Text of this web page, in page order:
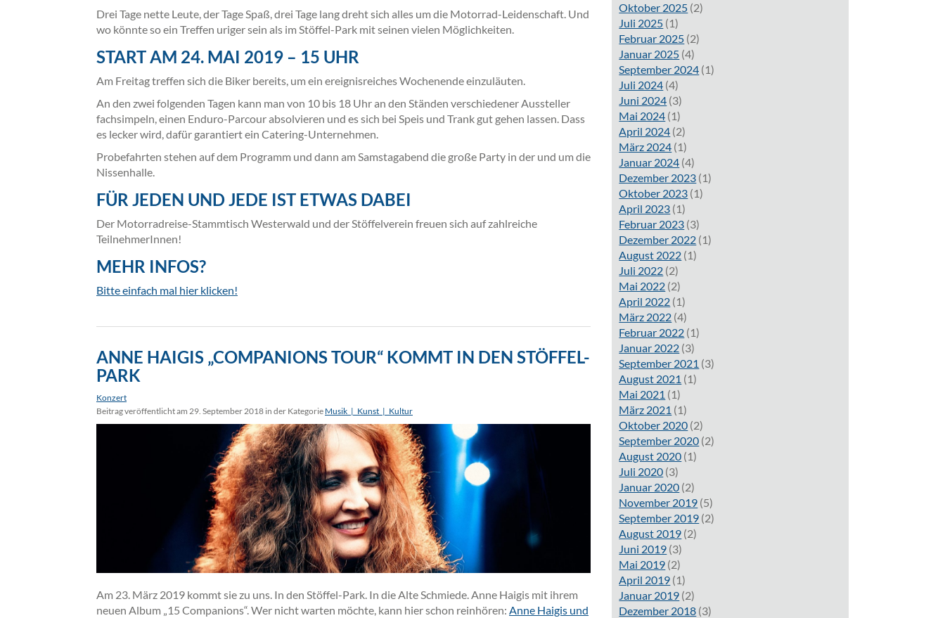
Drei Tage nette Leute, der Tage Spaß, drei Tage lang dreht sich alles um die Motorrad-Leidenschaft. Und
wo könnte so ein Treffen uriger sein als im Stöffel-Park mit seinen vielen Möglichkeiten.
START AM 24. MAI 2019 – 15 UHR
Am Freitag treffen sich die Biker bereits, um ein ereignisreiches Wochenende einzuläuten.
An den zwei folgenden Tagen kann man von 10 bis 18 Uhr an den Ständen verschiedener Aussteller
fachsimpeln, einen Enduro-Parcour absolvieren und es sich bei Speis und Trank gut gehen lassen. Dass
es lecker wird, dafür garantiert ein Catering-Unternehmen.
Probefahrten stehen auf dem Programm und dann am Samstagabend die große Party in der und um die
Nissenhalle.
FÜR JEDEN UND JEDE IST ETWAS DABEI
Der Motorradreise-Stammtisch Westerwald und der Stöffelverein freuen sich auf zahlreiche
TeilnehmerInnen!
MEHR INFOS?
Bitte einfach mal hier klicken!
ANNE HAIGIS „COMPANIONS TOUR“ KOMMT IN DEN STÖFFEL-
PARK
Konzert
Beitrag veröffentlicht am 29. September 2018 in der Kategorie Musik_|_Kunst_|_Kultur
Am 23. März 2019 kommt sie zu uns. In den Stöffel-Park. In die Alte Schmiede. Anne Haigis mit ihrem
neuen Album „15 Companions“. Wer nicht warten möchte, kann hier schon reinhören: Anne Haigis und
Oktober 2025 (2)
Juli 2025 (1)
Februar 2025 (2)
Januar 2025 (4)
September 2024 (1)
Juli 2024 (4)
Juni 2024 (3)
Mai 2024 (1)
April 2024 (2)
März 2024 (1)
Januar 2024 (4)
Dezember 2023 (1)
Oktober 2023 (1)
April 2023 (1)
Februar 2023 (3)
Dezember 2022 (1)
August 2022 (1)
Juli 2022 (2)
Mai 2022 (2)
April 2022 (1)
März 2022 (4)
Februar 2022 (1)
Januar 2022 (3)
September 2021 (3)
August 2021 (1)
Mai 2021 (1)
März 2021 (1)
Oktober 2020 (2)
September 2020 (2)
August 2020 (1)
Juli 2020 (3)
Januar 2020 (2)
November 2019 (5)
September 2019 (2)
August 2019 (2)
Juni 2019 (3)
Mai 2019 (2)
April 2019 (1)
Januar 2019 (2)
Dezember 2018 (3)